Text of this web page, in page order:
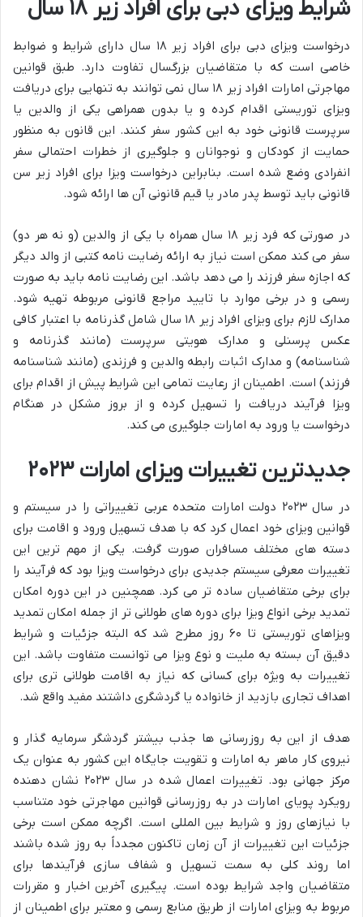
شرایط ویزای دبی برای افراد زیر ۱۸ سال
درخواست ویزای دبی برای افراد زیر ۱۸ سال دارای شرایط و ضوابط
خاصی است که با متقاضیان بزرگسال تفاوت دارد. طبق قوانین
مهاجرتی امارات افراد زیر ۱۸ سال نمی توانند به تنهایی برای دریافت
ویزای توریستی اقدام کرده و یا بدون همراهی یکی از والدین یا
سرپرست قانونی خود به این کشور سفر کنند. این قانون به منظور
حمایت از کودکان و نوجوانان و جلوگیری از خطرات احتمالی سفر
انفرادی وضع شده است. بنابراین درخواست ویزا برای افراد زیر سن
قانونی باید توسط پدر مادر یا قیم قانونی آن ها ارائه شود.
در صورتی که فرد زیر ۱۸ سال همراه با یکی از والدین (و نه هر دو)
سفر می کند ممکن است نیاز به ارائه رضایت نامه کتبی از والد دیگر
که اجازه سفر فرزند را می دهد باشد. این رضایت نامه باید به صورت
رسمی و در برخی موارد با تایید مراجع قانونی مربوطه تهیه شود.
مدارک لازم برای ویزای افراد زیر ۱۸ سال شامل گذرنامه با اعتبار کافی
عکس پرسنلی و مدارک هویتی سرپرست (مانند گذرنامه و
شناسنامه) و مدارک اثبات رابطه والدین و فرزندی (مانند شناسنامه
فرزند) است. اطمینان از رعایت تمامی این شرایط پیش از اقدام برای
ویزا فرآیند دریافت را تسهیل کرده و از بروز مشکل در هنگام
درخواست یا ورود به امارات جلوگیری می کند.
جدیدترین تغییرات ویزای امارات ۲۰۲۳
در سال ۲۰۲۳ دولت امارات متحده عربی تغییراتی را در سیستم و
قوانین ویزای خود اعمال کرد که با هدف تسهیل ورود و اقامت برای
دسته های مختلف مسافران صورت گرفت. یکی از مهم ترین این
تغییرات معرفی سیستم جدیدی برای درخواست ویزا بود که فرآیند را
برای برخی متقاضیان ساده تر می کرد. همچنین در این دوره امکان
تمدید برخی انواع ویزا برای دوره های طولانی تر از جمله امکان تمدید
ویزاهای توریستی تا ۶۰ روز مطرح شد که البته جزئیات و شرایط
دقیق آن بسته به ملیت و نوع ویزا می توانست متفاوت باشد. این
تغییرات به ویژه برای کسانی که نیاز به اقامت طولانی تری برای
اهداف تجاری بازدید از خانواده یا گردشگری داشتند مفید واقع شد.
هدف از این به روزرسانی ها جذب بیشتر گردشگر سرمایه گذار و
نیروی کار ماهر به امارات و تقویت جایگاه این کشور به عنوان یک
مرکز جهانی بود. تغییرات اعمال شده در سال ۲۰۲۳ نشان دهنده
رویکرد پویای امارات در به روزرسانی قوانین مهاجرتی خود متناسب
با نیازهای روز و شرایط بین المللی است. اگرچه ممکن است برخی
جزئیات این تغییرات از آن زمان تاکنون مجدداً به روز شده باشند
اما روند کلی به سمت تسهیل و شفاف سازی فرآیندها برای
متقاضیان واجد شرایط بوده است. پیگیری آخرین اخبار و مقررات
مربوط به ویزای امارات از طریق منابع رسمی و معتبر برای اطمینان از